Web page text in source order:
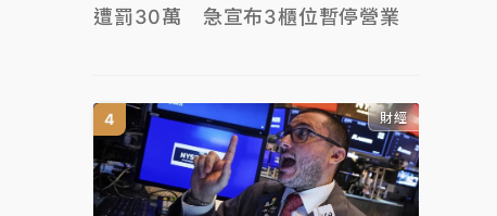
遭罰30萬 急宣布3櫃位暫停營業
財經